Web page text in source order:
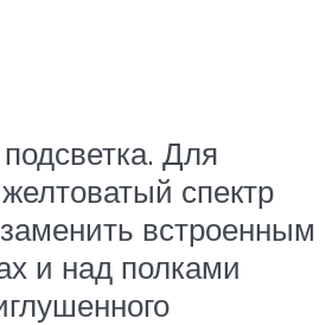
Для
спектр
встроенным
и над полками